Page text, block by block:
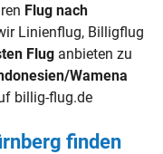
Flug nach
Linienflug, Billigflug
Flug anbieten zu
Wamena
billig-flug.de
finden